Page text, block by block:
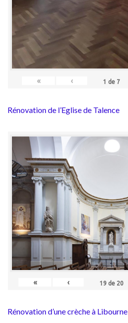
« ‹ 1 de 7
Rénovation de l’Eglise de Talence
« ‹ 19 de 20
Rénovation d’une crèche à Libourne